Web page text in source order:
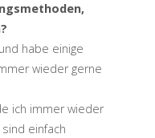
habe einige
wieder gerne
ich immer wieder
einfach